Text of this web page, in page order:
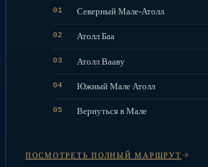
01 Северный Мале-Атолл
02 Атолл Баа
03 Атолл Вааву
04 Южный Мале Атолл
05 Вернуться в Мале
ПОСМОТРЕТЬ ПОЛНЫЙ МАРШРУТ